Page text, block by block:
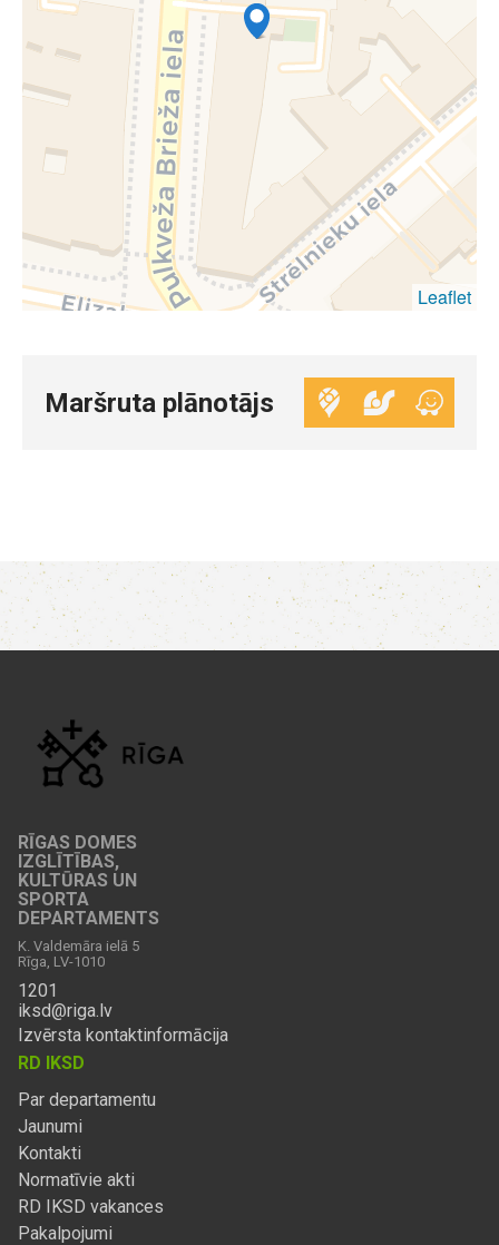
Leaflet
Maršruta plānotājs
RĪGAS DOMES
IZGLĪTĪBAS,
KULTŪRAS UN
SPORTA
DEPARTAMENTS
K. Valdemāra ielā 5
Rīga, LV-1010
1201
iksd@riga.lv
Izvērsta kontaktinformācija
RD IKSD
Par departamentu
Jaunumi
Kontakti
Normatīvie akti
RD IKSD vakances
Pakalpojumi